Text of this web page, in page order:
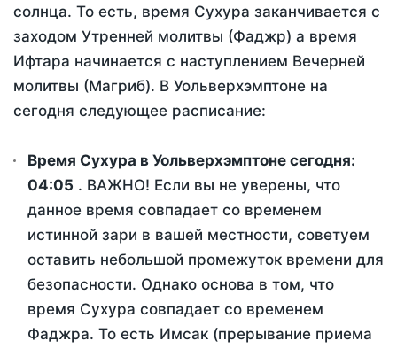
солнца. То есть, время Сухура заканчивается с
заходом Утренней молитвы (Фаджр) а время
Ифтара начинается с наступлением Вечерней
молитвы (Магриб). В Уольверхэмптоне на
сегодня следующее расписание:
Время Сухура в Уольверхэмптоне сегодня:
04:05 . ВАЖНО! Если вы не уверены, что
данное время совпадает со временем
истинной зари в вашей местности, советуем
оставить небольшой промежуток времени для
безопасности. Однако основа в том, что
время Сухура совпадает со временем
Фаджра. То есть Имсак (прерывание приема